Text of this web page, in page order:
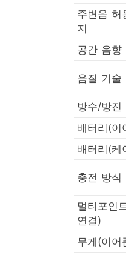
주변음 허
지
공간 음향
음질 기술
방수/방진
배터리(이
배터리(케
충전 방식
멀티포인
연결)
무게(이어